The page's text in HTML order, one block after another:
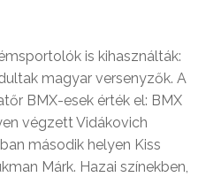
is kihasználták:
magyar versenyzők. A
BMX-esek érték el: BMX
végzett Vidákovich
második helyen Kiss
Márk. Hazai színekben,